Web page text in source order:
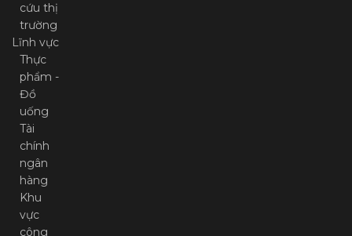
cứu thị
trường
Lĩnh vực
Thực
phẩm -
Đồ
uống
Tài
chính
ngân
hàng
Khu
vực
công